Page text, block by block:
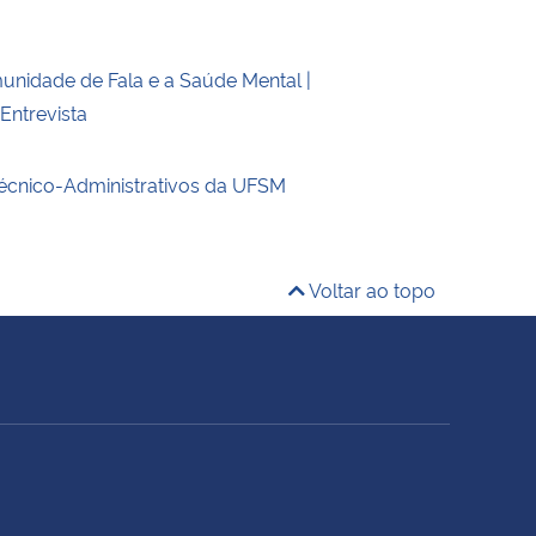
de Fala e a Saúde Mental |
Administrativos da UFSM
Voltar ao topo